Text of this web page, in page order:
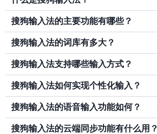
搜狗输入法的主要功能有哪些？
搜狗输入法的词库有多大？
搜狗输入法支持哪些输入方式？
搜狗输入法如何实现个性化输入？
搜狗输入法的语音输入功能如何？
搜狗输入法的云端同步功能有什么用？